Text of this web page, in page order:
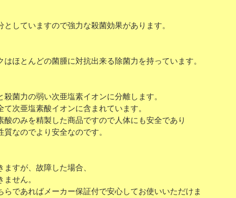
していますので強力な殺菌効果があります。
ほとんどの菌腫に対抗出来る除菌力を持っています。
菌力の弱い次亜塩素イオンに分離します。
次亜塩素酸イオンに含まれています。
のみを精製した商品ですので人体にも安全であり
なのでより安全なのです。
すが、故障した場合、
せん。
であればメーカー保証付で安心してお使いいただけま